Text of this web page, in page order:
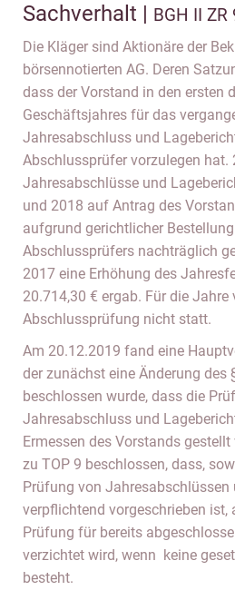
Sachverhalt | BGH II ZR
Die Kläger sind Aktionäre der
börsennotierten AG. Deren
dass der Vorstand in den ersten
Geschäftsjahres für das
Jahresabschluss und
Abschlussprüfer vorzulegen hat.
Jahresabschlüsse und
und 2018 auf Antrag des
aufgrund gerichtlicher
Abschlussprüfers nachträglich
2017 eine Erhöhung des
20.714,30 € ergab. Für die
Abschlussprüfung nicht statt.
Am 20.12.2019 fand eine
der zunächst eine Änderung des
beschlossen wurde, dass die
Jahresabschluss und
Ermessen des Vorstands
zu TOP 9 beschlossen, dass,
Prüfung von Jahresabschlüssen
verpflichtend vorgeschrieben ist,
Prüfung für bereits
verzichtet wird, wenn keine
besteht.